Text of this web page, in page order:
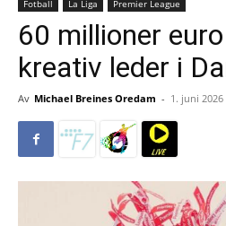
Fotball La Liga Premier League
60 millioner
kreativ leder i
Av Michael Breines Oredam - 1. juni 2026